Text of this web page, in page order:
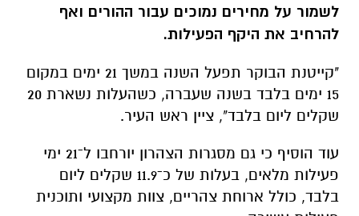
לשמור על מחירים נמוכים עבור ההורים ואף
להרחיב את היקף הפעילות.
"קייטנת הבוקר תפעל השנה במשך 21 ימים במקום
15 ימים בלבד בשנה שעברה, כשהעלות נשארת 20
שקלים ליום בלבד", ציין ראש העיר.
עוד הוסיף כי גם מסגרות הצהרון יורחבו ל־21 ימי
פעילות מלאים, בעלות של כ־11.9 שקלים ליום
בלבד, כולל ארוחת צהריים, צוות מקצועי ותוכנית